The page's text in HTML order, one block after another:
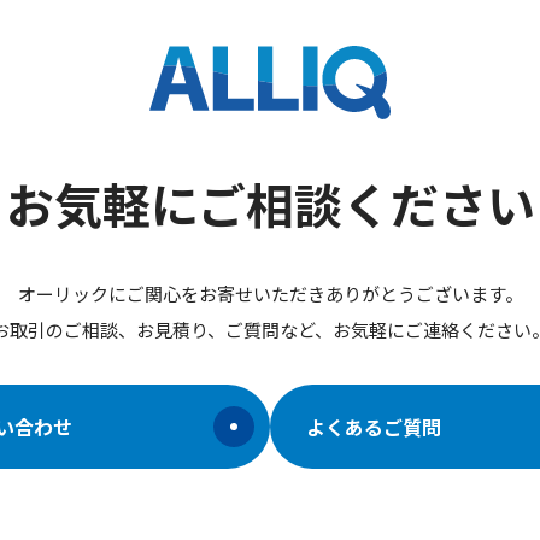
お気軽にご相談ください
オーリックにご関心をお寄せいただきありがとうございます。
取引のご相談、お見積り、ご質問など、お気軽にご連絡ください
合わせ よくあるご質問